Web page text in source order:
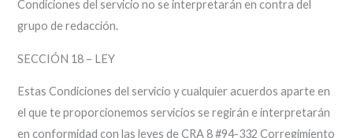
Condiciones del servicio no se interpretarán en contra del
grupo de redacción.
SECCIÓN 18 – LEY
Estas Condiciones del servicio y cualquier acuerdos aparte en
el que te proporcionemos servicios se regirán e interpretarán
en conformidad con las leyes de CRA 8 #94-332 Corregimiento